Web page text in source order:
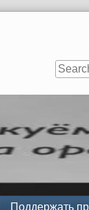
Поддержать